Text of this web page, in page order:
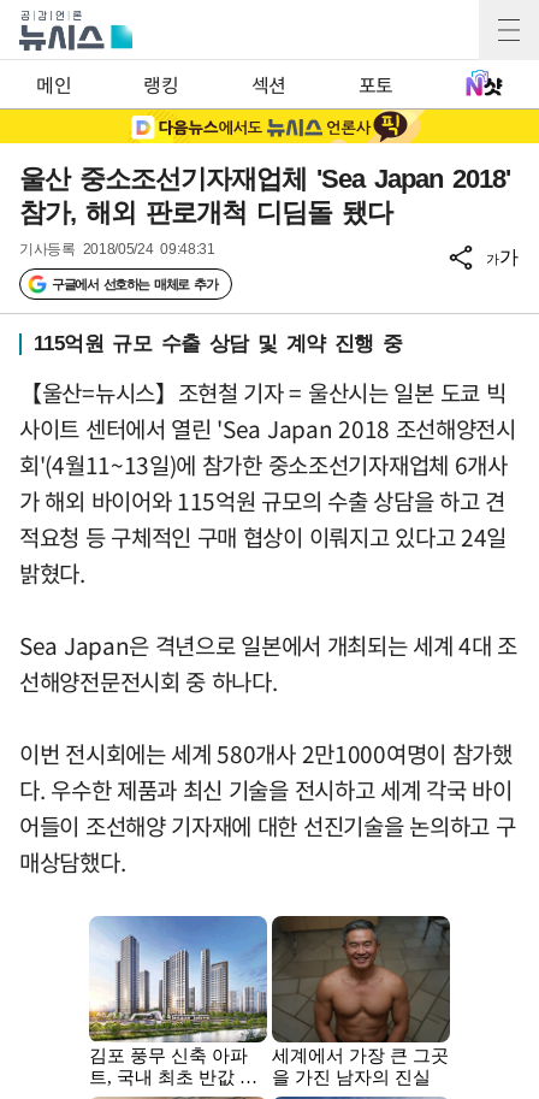
메인 랭킹 섹션 포토
울산 중소조선기자재업체 'Sea Japan 2018'
참가, 해외 판로개척 디딤돌 됐다
기사등록 2018/05/24 09:48:31
구글에서 선호하는 매체로 추가
가가
115억원 규모 수출 상담 및 계약 진행 중
【울산=뉴시스】조현철 기자 = 울산시는 일본 도쿄 빅
사이트 센터에서 열린 'Sea Japan 2018 조선해양전시
회'(4월11~13일)에 참가한 중소조선기자재업체 6개사
가 해외 바이어와 115억원 규모의 수출 상담을 하고 견
적요청 등 구체적인 구매 협상이 이뤄지고 있다고 24일
밝혔다.
Sea Japan은 격년으로 일본에서 개최되는 세계 4대 조
선해양전문전시회 중 하나다.
이번 전시회에는 세계 580개사 2만1000여명이 참가했
다. 우수한 제품과 최신 기술을 전시하고 세계 각국 바이
어들이 조선해양 기자재에 대한 선진기술을 논의하고 구
매상담했다.